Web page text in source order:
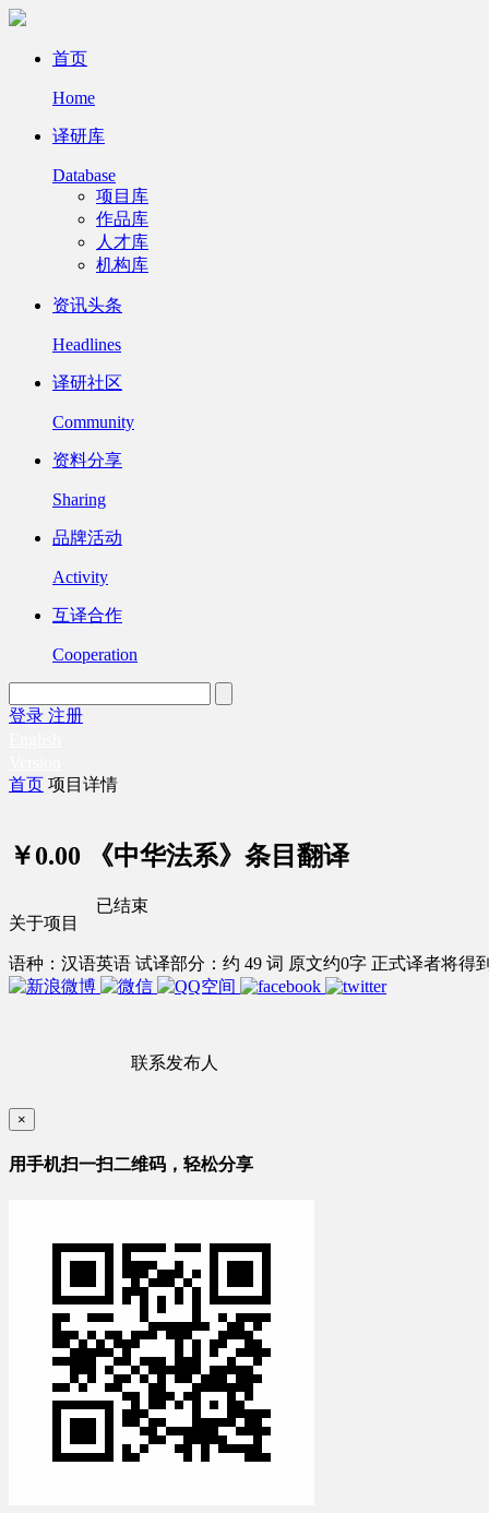
首页
Home
译研库
Database
项目库
作品库
人才库
机构库
资讯头条
Headlines
译研社区
Community
资料分享
Sharing
品牌活动
Activity
互译合作
Cooperation
登录 注册
首页 项目详情
￥0.00 《中华法系》条目翻译
关于项目
语种：汉语英语 试译部分：约 49 词 原文约0字 正式译者将得
联系发布人
已结束
×
用手机扫一扫二维码，轻松分享